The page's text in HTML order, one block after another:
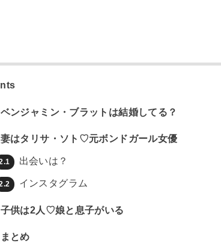
ベンジャミン・ブラットは結婚してる？
妻はタリサ・ソト♡元ボンドガール女優
出会いは？
インスタグラム
子供は2人♡娘と息子がいる
まとめ